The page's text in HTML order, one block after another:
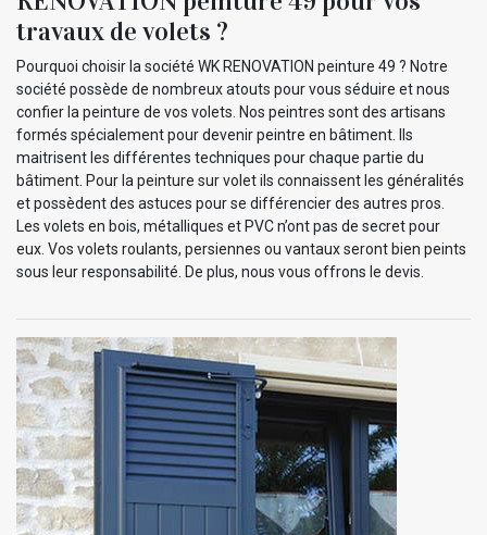
travaux de volets ?
Pourquoi choisir la société WK RENOVATION peinture 49 ? Notre
société possède de nombreux atouts pour vous séduire et nous
confier la peinture de vos volets. Nos peintres sont des artisans
formés spécialement pour devenir peintre en bâtiment. Ils
maitrisent les différentes techniques pour chaque partie du
bâtiment. Pour la peinture sur volet ils connaissent les généralités
et possèdent des astuces pour se différencier des autres pros.
Les volets en bois, métalliques et PVC n’ont pas de secret pour
eux. Vos volets roulants, persiennes ou vantaux seront bien peints
sous leur responsabilité. De plus, nous vous offrons le devis.